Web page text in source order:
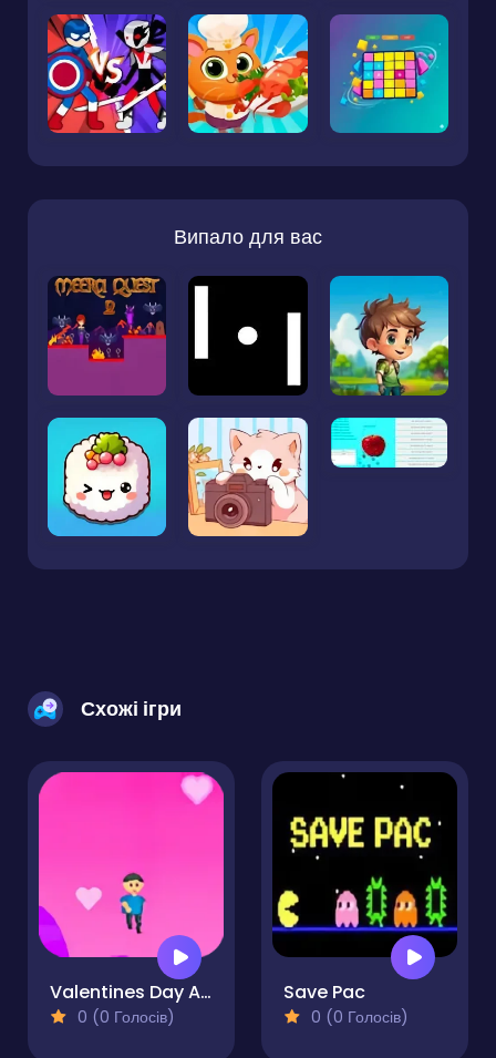
Випало для вас
Схожі ігри
Valentines Day Adventures
0 (0 Голосів)
Save Pac
0 (0 Голосів)